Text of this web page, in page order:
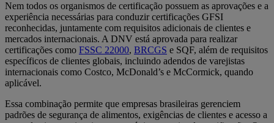
Nem todos os organismos de certificação possuem as aprovações e a
experiência necessárias para conduzir certificações GFSI
reconhecidas, juntamente com requisitos adicionais de clientes e
mercados internacionais. A DNV está aprovada para realizar
certificações como FSSC 22000, BRCGS e SQF, além de requisitos
específicos de clientes globais, incluindo adendos de varejistas
internacionais como Costco, McDonald’s e McCormick, quando
aplicável.
Essa combinação permite que empresas brasileiras gerenciem
padrões de segurança de alimentos, exigências de clientes e acesso a